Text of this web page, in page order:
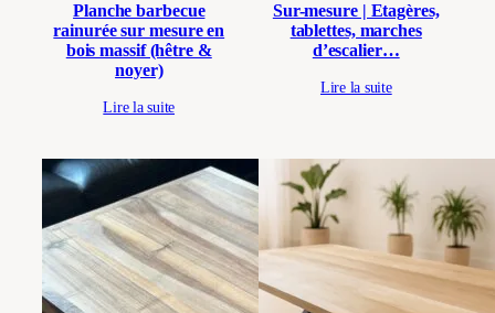
Planche barbecue
rainurée sur mesure en
bois massif (hêtre &
noyer)
Lire la suite
Sur-mesure | Etagères,
tablettes, marches
d’escalier…
Lire la suite